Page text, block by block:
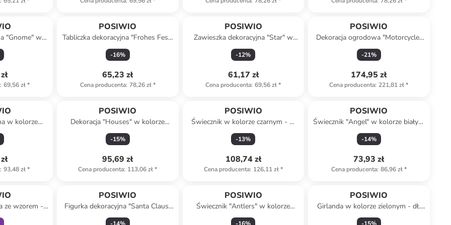
"Gnome" w
- wys. 26 x Ø
: 69,56 zł*
POSIWIO
Tabliczka dekoracyjna "Frohes Fest"
w kolorze czerwono-biało-
jasnobrązowym - 40 x 70 cm
-16%
65,23 zł
Cena producenta: 78,26 zł*
POSIWIO
Zawieszka dekoracyjna "Star" w
kolorze różowym - Ø 31 cm
-12%
61,17 zł
Cena producenta: 69,56 zł*
POSIWIO
Dekoracja ogrodowa "Motorcycle"
w kolorze srebrno-czerwonym - 48
x 26 x 9 cm
-21%
174,95 zł
Cena producenta: 221,81 zł*
w kolorze
x Ø 8 cm
: 93,48 zł*
POSIWIO
Dekoracja "Houses" w kolorze
beżowym - 37,5 x 21 x 2 cm
-15%
95,69 zł
Cena producenta: 113,06 zł*
POSIWIO
Świecznik w kolorze czarnym - Ø
40 cm
-13%
108,74 zł
Cena producenta: 126,11 zł*
POSIWIO
Świecznik "Angel" w kolorze białym
- wys. 17 cm
-14%
73,93 zł
Cena producenta: 86,96 zł*
ze wzorem -
cm
POSIWIO
Figurka dekoracyjna "Santa Claus"
w kolorze czerwonym - wys. 47 cm
POSIWIO
Świecznik "Antlers" w kolorze
złotym - wys. 11 x Ø 16 cm
POSIWIO
Girlanda w kolorze zielonym - dł.
170 cm